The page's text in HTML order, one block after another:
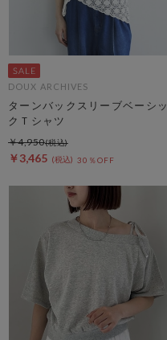
DOUX ARCHIVES
ターンバックスリーブベーシッ
クＴシャツ
￥3,465 30％OFF
￥4,950